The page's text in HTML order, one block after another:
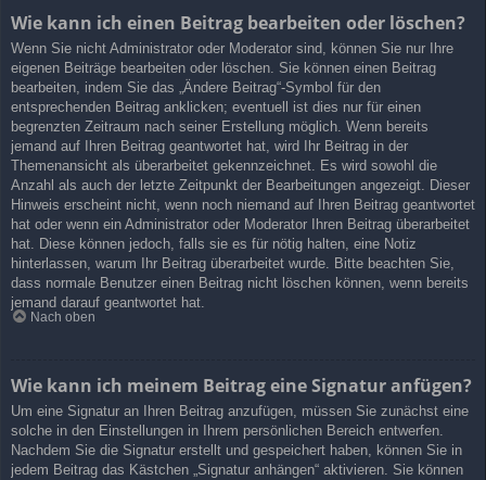
Wie kann ich einen Beitrag bearbeiten oder löschen?
Wenn Sie nicht Administrator oder Moderator sind, können Sie nur Ihre
eigenen Beiträge bearbeiten oder löschen. Sie können einen Beitrag
bearbeiten, indem Sie das „Ändere Beitrag“-Symbol für den
entsprechenden Beitrag anklicken; eventuell ist dies nur für einen
begrenzten Zeitraum nach seiner Erstellung möglich. Wenn bereits
jemand auf Ihren Beitrag geantwortet hat, wird Ihr Beitrag in der
Themenansicht als überarbeitet gekennzeichnet. Es wird sowohl die
Anzahl als auch der letzte Zeitpunkt der Bearbeitungen angezeigt. Dieser
Hinweis erscheint nicht, wenn noch niemand auf Ihren Beitrag geantwortet
hat oder wenn ein Administrator oder Moderator Ihren Beitrag überarbeitet
hat. Diese können jedoch, falls sie es für nötig halten, eine Notiz
hinterlassen, warum Ihr Beitrag überarbeitet wurde. Bitte beachten Sie,
dass normale Benutzer einen Beitrag nicht löschen können, wenn bereits
jemand darauf geantwortet hat.
Nach oben
Wie kann ich meinem Beitrag eine Signatur anfügen?
Um eine Signatur an Ihren Beitrag anzufügen, müssen Sie zunächst eine
solche in den Einstellungen in Ihrem persönlichen Bereich entwerfen.
Nachdem Sie die Signatur erstellt und gespeichert haben, können Sie in
jedem Beitrag das Kästchen „Signatur anhängen“ aktivieren. Sie können